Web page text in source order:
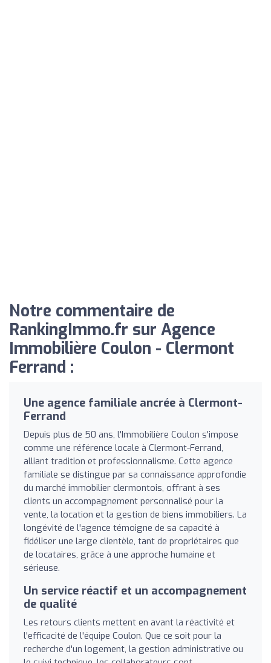
Notre commentaire de
RankingImmo.fr sur Agence
Immobilière Coulon - Clermont
Ferrand :
Une agence familiale ancrée à Clermont-
Ferrand
Depuis plus de 50 ans, l'Immobilière Coulon s'impose
comme une référence locale à Clermont-Ferrand,
alliant tradition et professionnalisme. Cette agence
familiale se distingue par sa connaissance approfondie
du marché immobilier clermontois, offrant à ses
clients un accompagnement personnalisé pour la
vente, la location et la gestion de biens immobiliers. La
longévité de l'agence témoigne de sa capacité à
fidéliser une large clientèle, tant de propriétaires que
de locataires, grâce à une approche humaine et
sérieuse.
Un service réactif et un accompagnement
de qualité
Les retours clients mettent en avant la réactivité et
l'efficacité de l'équipe Coulon. Que ce soit pour la
recherche d'un logement, la gestion administrative ou